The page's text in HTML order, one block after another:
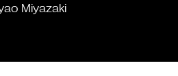
Miyazaki